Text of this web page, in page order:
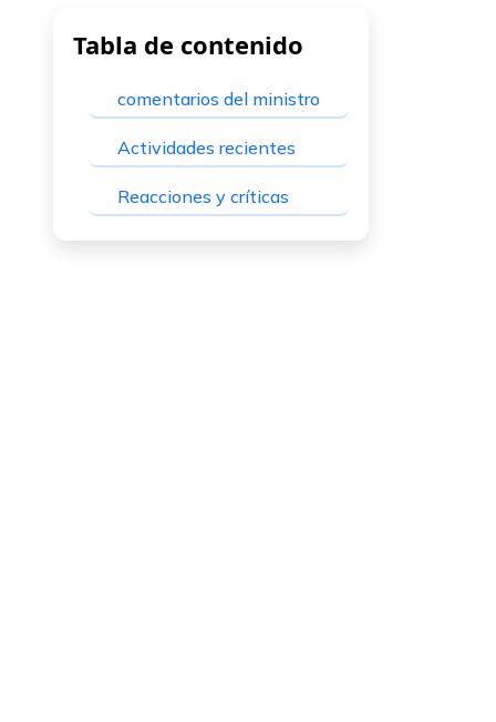
Tabla de contenido
comentarios del ministro
Actividades recientes
Reacciones y críticas